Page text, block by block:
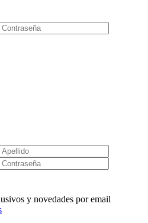
y novedades por email